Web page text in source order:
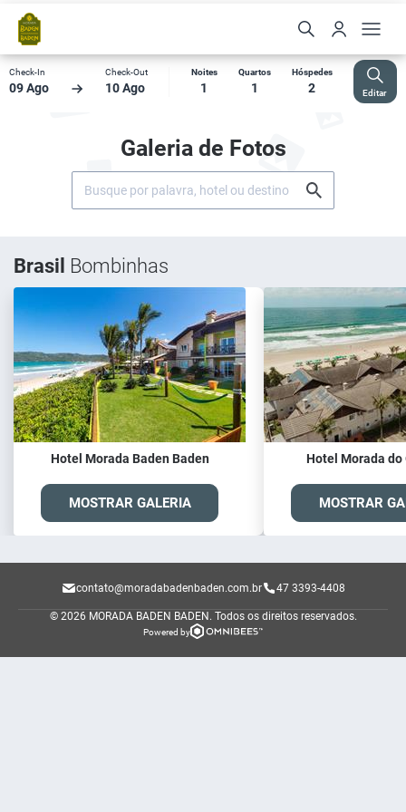
Check-In
09 Ago
Check-Out
10 Ago
Noites
1
Quartos
1
Hóspedes
2 Editar
Galeria de Fotos
Brasil Bombinhas
Hotel Morada Baden Baden
MOSTRAR GALERIA
Hotel Morada do
MOSTRAR
contato@moradabadenbaden.com.br 47 3393-4408
© 2026 MORADA BADEN BADEN. Todos os direitos reservados.
Powered by